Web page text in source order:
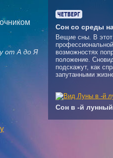
от А до Я
Сон со среды
Вещие сны. В
возможностях
положение.
подскажут, как
запутанными
Сон в -й